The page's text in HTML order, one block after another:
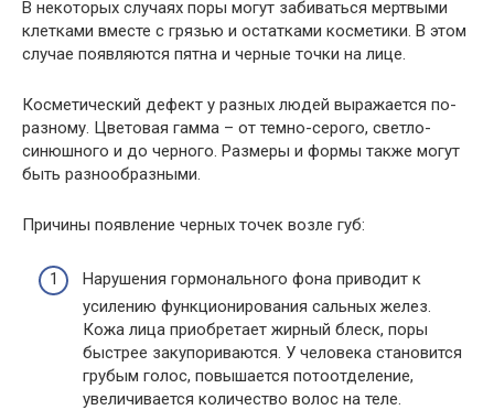
В некоторых случаях поры могут забиваться мертвыми
клетками вместе с грязью и остатками косметики. В этом
случае появляются пятна и черные точки на лице.
Косметический дефект у разных людей выражается по-
разному. Цветовая гамма – от темно-серого, светло-
синюшного и до черного. Размеры и формы также могут
быть разнообразными.
Причины появление черных точек возле губ:
Нарушения гормонального фона приводит к
усилению функционирования сальных желез.
Кожа лица приобретает жирный блеск, поры
быстрее закупориваются. У человека становится
грубым голос, повышается потоотделение,
увеличивается количество волос на теле.